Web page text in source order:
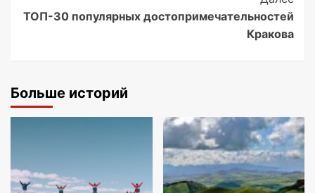
ТОП-30 популярных достопримечательностей
Кракова
Больше историй